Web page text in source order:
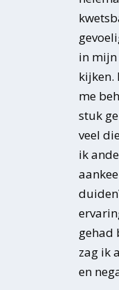
in mijn
kijken.
me
stuk
veel
ik
gehad
zag ik
en